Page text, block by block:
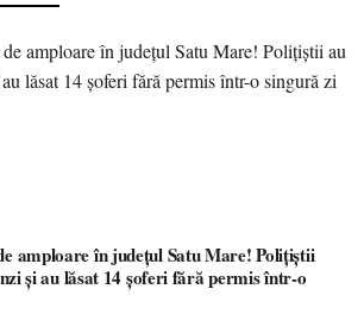
amploare în județul Satu Mare! Polițiștii
și au lăsat 14 șoferi fără permis într-o